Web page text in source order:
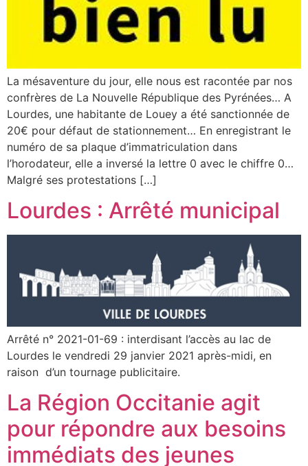
La mésaventure du jour, elle nous est racontée par nos
confrères de La Nouvelle République des Pyrénées… A
Lourdes, une habitante de Louey a été sanctionnée de
20€ pour défaut de stationnement… En enregistrant le
numéro de sa plaque d’immatriculation dans
l’horodateur, elle a inversé la lettre 0 avec le chiffre 0…
Malgré ses protestations […]
Lourdes : Arrêté municipal
Arrêté n° 2021-01-69 : interdisant l’accès au lac de
Lourdes le vendredi 29 janvier 2021 après-midi, en
raison d’un tournage publicitaire.
La Région Occitanie agit
pour répondre aux besoins
immédiats des jeunes